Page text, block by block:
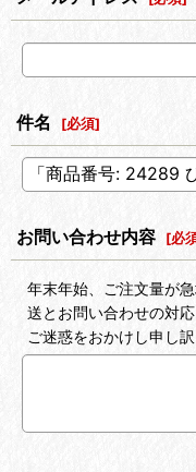
件名 [必須]
お問い合わせ内容 [必
年末年始、ご注文量が
送とお問い合わせの対
ご迷惑をおかけし申し訳